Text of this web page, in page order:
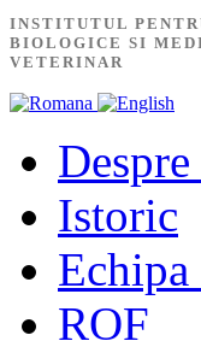
INSTITUTUL
BIOLOGICE SI
VETERINAR
Istoric
ROF